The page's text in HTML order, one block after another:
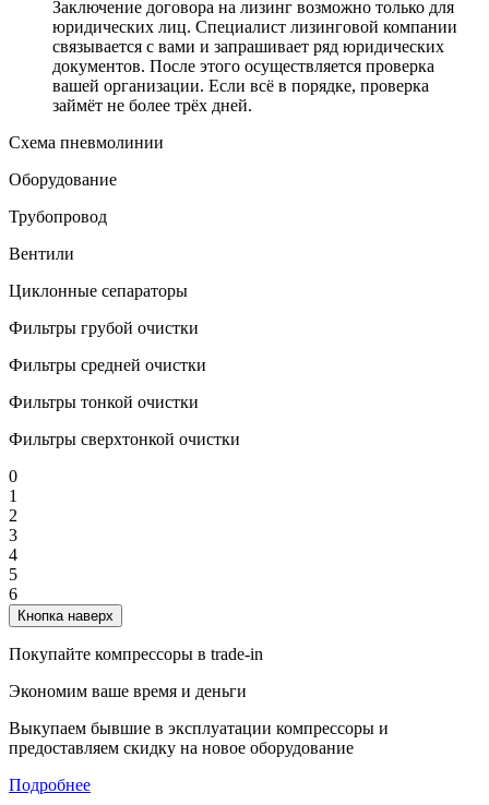
Заключение договора на лизинг возможно только для
юридических лиц. Специалист лизинговой компании
связывается с вами и запрашивает ряд юридических
документов. После этого осуществляется проверка
вашей организации. Если всё в порядке, проверка
займёт не более трёх дней.
Схема пневмолинии
Оборудование
Трубопровод
Вентили
Циклонные сепараторы
Фильтры грубой очистки
Фильтры средней очистки
Фильтры тонкой очистки
Фильтры сверхтонкой очистки
0
1
2
3
4
5
6
Кнопка наверх
Покупайте компрессоры в trade-in
Экономим ваше время и деньги
Выкупаем бывшие в эксплуатации компрессоры и
предоставляем скидку на новое оборудование
Подробнее